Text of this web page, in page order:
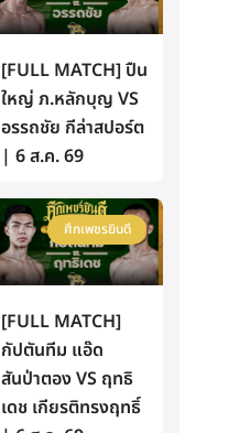
[FULL MATCH] ปืน
ใหญ่ ภ.หลักบุญ VS
อรรถชัย กีล่าสปอร์ต
| 6 ส.ค. 69
ศึกเพชรยินดี
[FULL MATCH]
กัปตันทีม แอ๊ด
สันป่าตอง VS ฤทธิ
เดช เกียรติทรงฤทธิ์